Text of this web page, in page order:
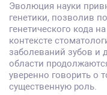
Эволюция науки
генетики, позволив
генетического кода
контексте
заболеваний зубов и
области
уверенно говорить о
существенную роль.